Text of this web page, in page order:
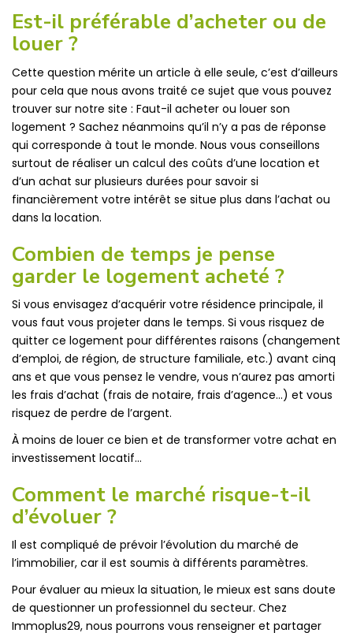
Est-il préférable d’acheter ou de
louer ?
Cette question mérite un article à elle seule, c’est d’ailleurs
pour cela que nous avons traité ce sujet que vous pouvez
trouver sur notre site : Faut-il acheter ou louer son
logement ? Sachez néanmoins qu’il n’y a pas de réponse
qui corresponde à tout le monde. Nous vous conseillons
surtout de réaliser un calcul des coûts d’une location et
d’un achat sur plusieurs durées pour savoir si
financièrement votre intérêt se situe plus dans l’achat ou
dans la location.
Combien de temps je pense
garder le logement acheté ?
Si vous envisagez d’acquérir votre résidence principale, il
vous faut vous projeter dans le temps. Si vous risquez de
quitter ce logement pour différentes raisons (changement
d’emploi, de région, de structure familiale, etc.) avant cinq
ans et que vous pensez le vendre, vous n’aurez pas amorti
les frais d’achat (frais de notaire, frais d’agence…) et vous
risquez de perdre de l’argent.
À moins de louer ce bien et de transformer votre achat en
investissement locatif…
Comment le marché risque-t-il
d’évoluer ?
Il est compliqué de prévoir l’évolution du marché de
l’immobilier, car il est soumis à différents paramètres.
Pour évaluer au mieux la situation, le mieux est sans doute
de questionner un professionnel du secteur. Chez
Immoplus29, nous pourrons vous renseigner et partager